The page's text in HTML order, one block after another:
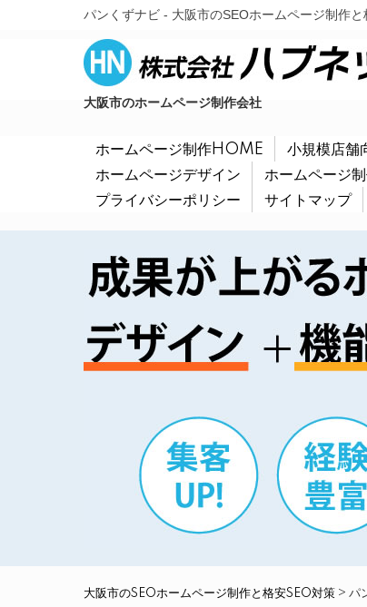
パンくずナビ - 大阪市のSEOホームページ制作と
大阪市のホームページ制作会社
ホームページ制作HOME 小規模店舗
ホームページデザイン
ホームページ
プライバシーポリシー
サイトマップ
大阪市のSEOホームページ制作と格安SEO対策 > パ